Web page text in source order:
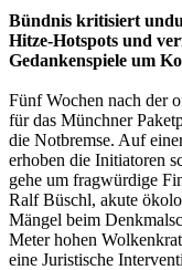
Bündnis kritisiert
Hitze-Hotspots und
Gedankenspiele um
Fünf Wochen nach der
für das Münchner
die Notbremse. Auf
erhoben die Initiatoren
gehe um fragwürdige
Ralf Büschl, akute
Mängel beim
Meter hohen
eine Juristische